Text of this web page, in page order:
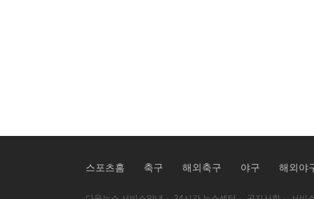
스포츠홈 축구 해외축구 야구 해외야